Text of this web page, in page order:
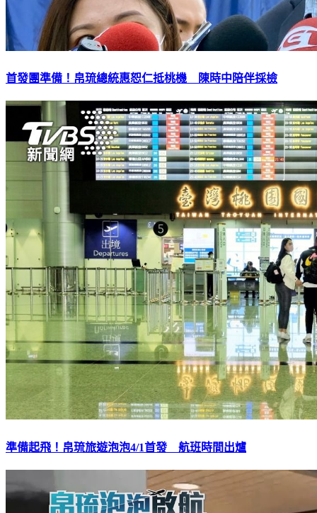
首發團準備！帛琉總統惠恕仁抵桃機 陳時中陪伴採檢
準備起飛！帛琉旅遊泡泡4/1首發 航班時間出爐